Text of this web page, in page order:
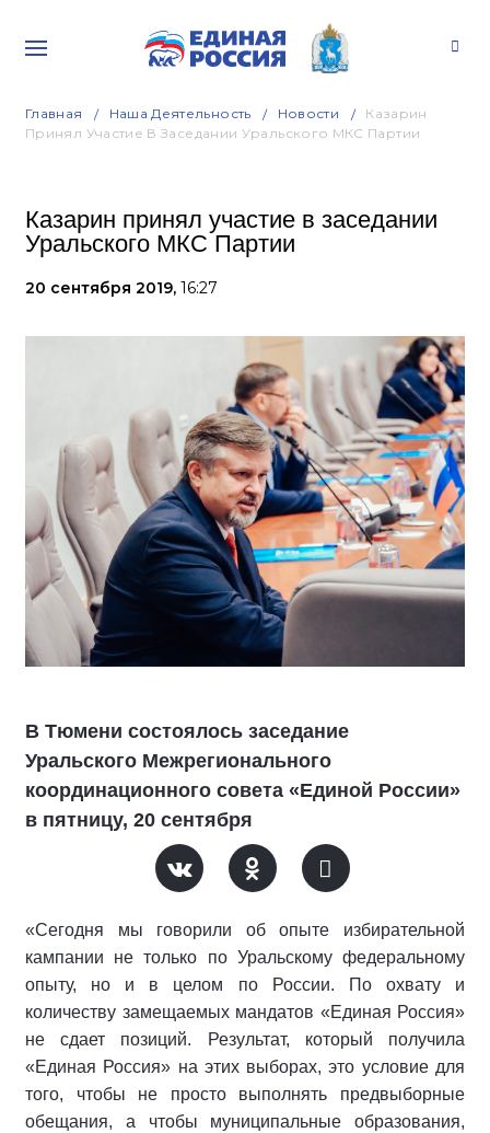
Главная Наша Деятельность Новости
Казарин
Принял Участие В Заседании Уральского МКС Партии
Казарин принял участие в заседании
Уральского МКС Партии
20 сентября 2019, 16:27
В Тюмени состоялось заседание
Уральского Межрегионального
координационного совета «Единой России»
в пятницу, 20 сентября
«Сегодня мы говорили об опыте избирательной
кампании не только по Уральскому федеральному
опыту, но и в целом по России. По охвату и
количеству замещаемых мандатов «Единая Россия»
не сдает позиций. Результат, который получила
«Единая Россия» на этих выборах, это условие для
того, чтобы не просто выполнять предвыборные
обещания, а чтобы муниципальные образования,